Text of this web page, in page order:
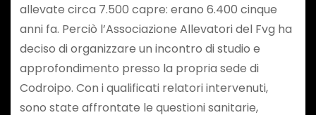
allevate circa 7.500 capre: erano 6.400 cinque
anni fa. Perciò l’Associazione Allevatori del Fvg ha
deciso di organizzare un incontro di studio e
approfondimento presso la propria sede di
Codroipo. Con i qualificati relatori intervenuti,
sono state affrontate le questioni sanitarie,